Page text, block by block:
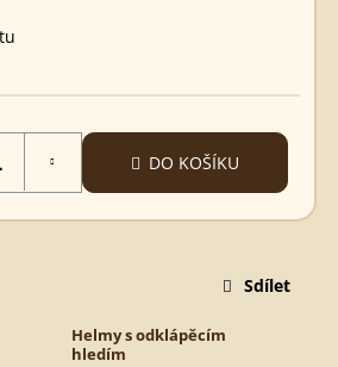
DO KOŠÍKU
Helmy s odklápěcím
hledím
Sdílet